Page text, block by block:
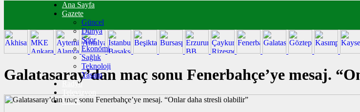
FOTO GALERİ
VIDEO GALERİ
TRAFİK DURUMU
NÖBETÇİ ECZANELER
CANLI SONUÇLAR
HABER GÖNDER
BURÇLAR
İLETİŞİM
Ana Sayfa
Gazete
Güncel
Dünya
Spor
Ekonomi
Sağlık
Teknoloji
Yaşam
Radyo
Video
Galatasaray’dan maç sonu Fenerbahçe’ye mesaj.